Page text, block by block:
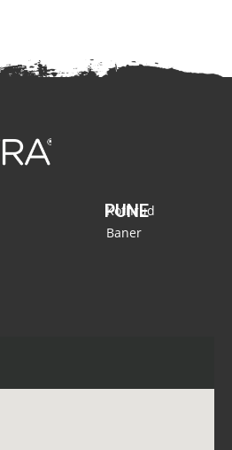
PUNE
Kothrud
Baner